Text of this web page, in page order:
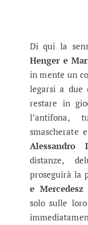
Di qui la
Henger e
in mente un
legarsi a
restare in
smascherate
Alessandro
distanze,
proseguirà la
e Mercedesz
solo sulle